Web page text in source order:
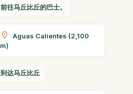
前往马丘比丘的巴士。
Aguas Calientes (2,100
m)
到达马丘比丘